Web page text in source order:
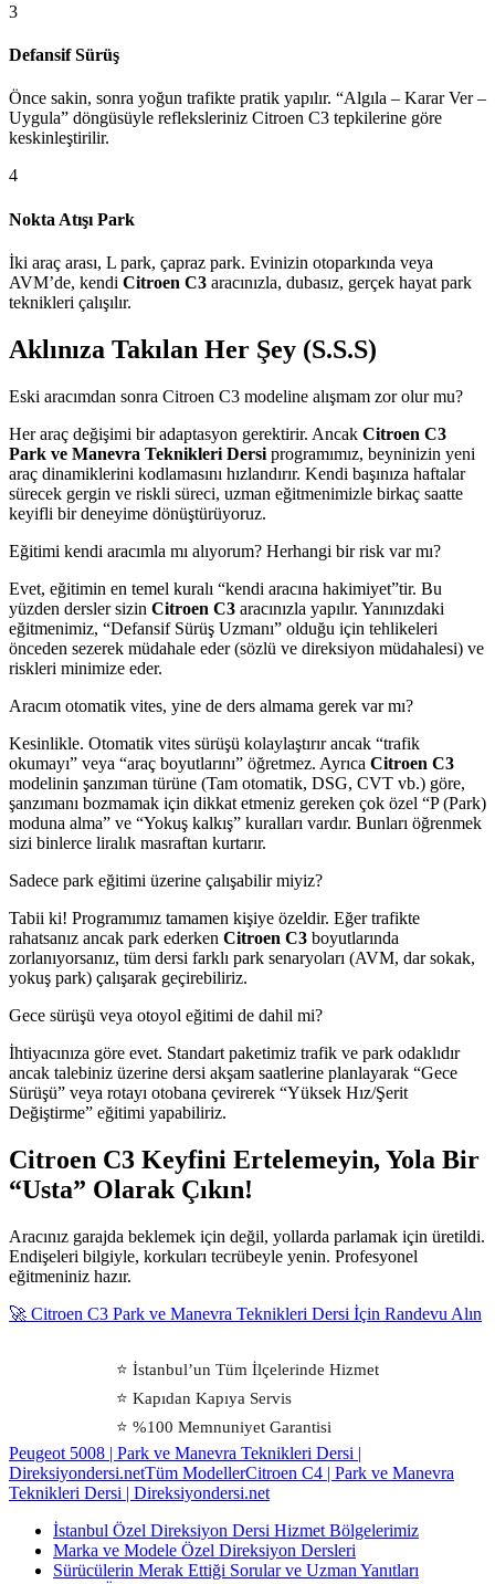
3
Defansif Sürüş
Önce sakin, sonra yoğun trafikte pratik yapılır. “Algıla – Karar Ver –
Uygula” döngüsüyle refleksleriniz Citroen C3 tepkilerine göre
keskinleştirilir.
4
Nokta Atışı Park
İki araç arası, L park, çapraz park. Evinizin otoparkında veya
AVM’de, kendi Citroen C3 aracınızla, dubasız, gerçek hayat park
teknikleri çalışılır.
Aklınıza Takılan Her Şey (S.S.S)
Eski aracımdan sonra Citroen C3 modeline alışmam zor olur mu?
Her araç değişimi bir adaptasyon gerektirir. Ancak Citroen C3
Park ve Manevra Teknikleri Dersi programımız, beyninizin yeni
araç dinamiklerini kodlamasını hızlandırır. Kendi başınıza haftalar
sürecek gergin ve riskli süreci, uzman eğitmenimizle birkaç saatte
keyifli bir deneyime dönüştürüyoruz.
Eğitimi kendi aracımla mı alıyorum? Herhangi bir risk var mı?
Evet, eğitimin en temel kuralı “kendi aracına hakimiyet”tir. Bu
yüzden dersler sizin Citroen C3 aracınızla yapılır. Yanınızdaki
eğitmenimiz, “Defansif Sürüş Uzmanı” olduğu için tehlikeleri
önceden sezerek müdahale eder (sözlü ve direksiyon müdahalesi) ve
riskleri minimize eder.
Aracım otomatik vites, yine de ders almama gerek var mı?
Kesinlikle. Otomatik vites sürüşü kolaylaştırır ancak “trafik
okumayı” veya “araç boyutlarını” öğretmez. Ayrıca Citroen C3
modelinin şanzıman türüne (Tam otomatik, DSG, CVT vb.) göre,
şanzımanı bozmamak için dikkat etmeniz gereken çok özel “P (Park)
moduna alma” ve “Yokuş kalkış” kuralları vardır. Bunları öğrenmek
sizi binlerce liralık masraftan kurtarır.
Sadece park eğitimi üzerine çalışabilir miyiz?
Tabii ki! Programımız tamamen kişiye özeldir. Eğer trafikte
rahatsanız ancak park ederken Citroen C3 boyutlarında
zorlanıyorsanız, tüm dersi farklı park senaryoları (AVM, dar sokak,
yokuş park) çalışarak geçirebiliriz.
Gece sürüşü veya otoyol eğitimi de dahil mi?
İhtiyacınıza göre evet. Standart paketimiz trafik ve park odaklıdır
ancak talebiniz üzerine dersi akşam saatlerine planlayarak “Gece
Sürüşü” veya rotayı otobana çevirerek “Yüksek Hız/Şerit
Değiştirme” eğitimi yapabiliriz.
Citroen C3 Keyfini Ertelemeyin, Yola Bir
“Usta” Olarak Çıkın!
Aracınız garajda beklemek için değil, yollarda parlamak için üretildi.
Endişeleri bilgiyle, korkuları tecrübeyle yenin. Profesyonel
eğitmeniniz hazır.
🚀 Citroen C3 Park ve Manevra Teknikleri Dersi İçin Randevu Alın
⭐ İstanbul’un Tüm İlçelerinde Hizmet
⭐ Kapıdan Kapıya Servis
⭐ %100 Memnuniyet Garantisi
Peugeot 5008 | Park ve Manevra Teknikleri Dersi |
Direksiyondersi.netTüm ModellerCitroen C4 | Park ve Manevra
Teknikleri Dersi | Direksiyondersi.net
İstanbul Özel Direksiyon Dersi Hizmet Bölgelerimiz
Marka ve Modele Özel Direksiyon Dersleri
Sürücülerin Merak Ettiği Sorular ve Uzman Yanıtları